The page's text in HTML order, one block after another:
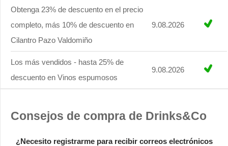
Obtenga 23% de descuento en el precio
completo, más 10% de descuento en
Cilantro Pazo Valdomiño
9.08.2026
Los más vendidos - hasta 25% de
descuento en Vinos espumosos
9.08.2026
Consejos de compra de Drinks&Co
¿Necesito registrarme para recibir correos electrónicos